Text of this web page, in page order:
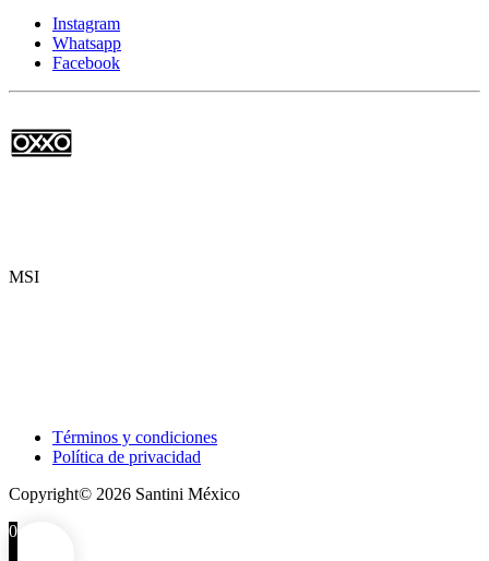
Instagram
Whatsapp
Facebook
MSI
Términos y condiciones
Política de privacidad
Copyright© 2026 Santini México
0